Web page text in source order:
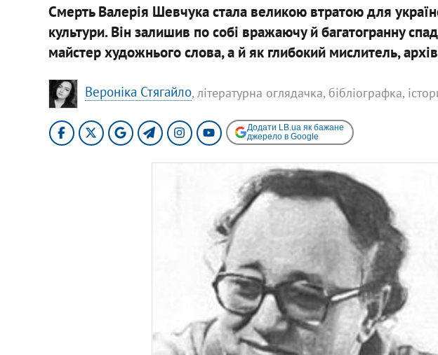
Смерть Валерія Шевчука стала великою втратою для
культури. Він залишив по собі вражаючу й багатогранну
майстер художнього слова, а й як глибокий мислитель,
Вероніка Стягайло, літературна оглядачка, бібліографка,
Додати LB.ua як бажане
джерело в Google